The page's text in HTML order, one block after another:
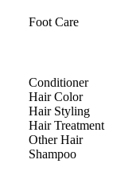
Foot Care
Conditioner
Hair Color
Hair Styling
Hair Treatment
Other Hair
Shampoo